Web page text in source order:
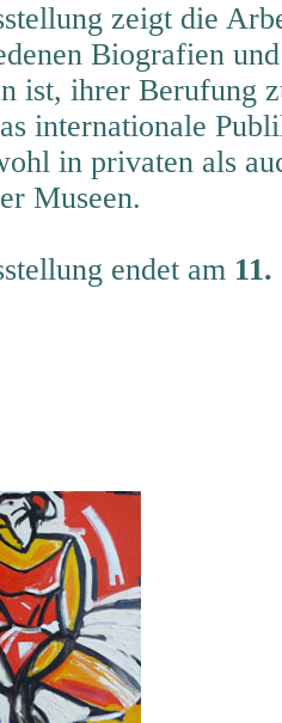
zeigt die
Biografien
ist, ihrer Berufung
internationale
in privaten als
Museen.
endet am